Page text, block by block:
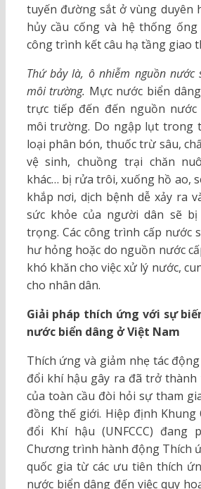
tuyến đường sắt ở vùng duyên
hủy cầu cống và hệ thống
công trình kết câu hạ tầng giao
Thứ bảy là, ô nhiễm nguồn nước
môi trường. Mực nước biển
trực tiếp đến đến nguồn nước
môi trường. Do ngập lụt trong
loại phân bón, thuốc trừ sâu,
vệ sinh, chuồng trại chăn
khác… bị rửa trôi, xuống hồ ao,
khắp nơi, dịch bệnh dễ xảy ra
sức khỏe của người dân sẽ
trọng. Các công trình cấp nước
hư hỏng hoặc do nguồn nước
khó khăn cho việc xử lý nước,
cho nhân dân.
Giải pháp thích ứng với sự
nước biển dâng ở Việt Nam
Thích ứng và giảm nhẹ tác
đổi khí hậu gây ra đã trở thành
của toàn cầu đòi hỏi sự tham
đồng thế giới. Hiệp định Khung
đổi Khí hậu (UNFCCC) đang
Chương trình hành động Thích
quốc gia từ các ưu tiên thích
nước biển dâng đến việc quy